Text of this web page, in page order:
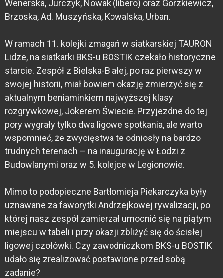
Wenerska, Jurczyk, Nowak (libero) oraz Gorzkiewicz,
Brzoska, Ad. Muszyńska, Kowalska, Urban.
W ramach 11. kolejki zmagań w siatkarskiej TAURON
Lidze, na siatkarki BKS-u BOSTIK czekało historyczne
starcie. Zespół z Bielska-Białej, po raz pierwszy w
swojej historii, miał bowiem okazję zmierzyć się z
aktualnym beniaminkiem najwyższej klasy
rozgrywkowej, Jokerem Świecie. Przyjezdne do tej
pory wygrały tylko dwa ligowe spotkania, ale warto
wspomnieć, że zwycięstwa te odniosły na bardzo
trudnych terenach – na inaugurację w Łodzi z
Budowlanymi oraz w 5. kolejce w Legionowie.
Mimo to podopieczne Bartłomieja Piekarczyka były
uznawane za faworytki Andrzejkowej rywalizacji, po
której nasz zespół zamierzał umocnić się na piątym
miejscu w tabeli i przy okazji zbliżyć się do ścisłej
ligowej czołówki. Czy zawodniczkom BKS-u BOSTIK
udało się zrealizować postawione przed sobą
zadanie?